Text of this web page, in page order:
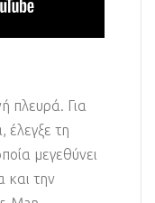
πλευρά. Για
τη
μεγεθύνει
και την